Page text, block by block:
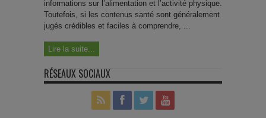
informations sur l’alimentation et l’activité physique.
Toutefois, si les contenus santé sont généralement
jugés crédibles et faciles à comprendre, ...
Lire la suite...
RÉSEAUX SOCIAUX